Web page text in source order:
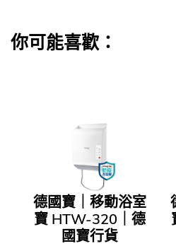
你可能喜歡：
德國寶｜移動浴室
寶 HTW-320｜德
國寶行貨